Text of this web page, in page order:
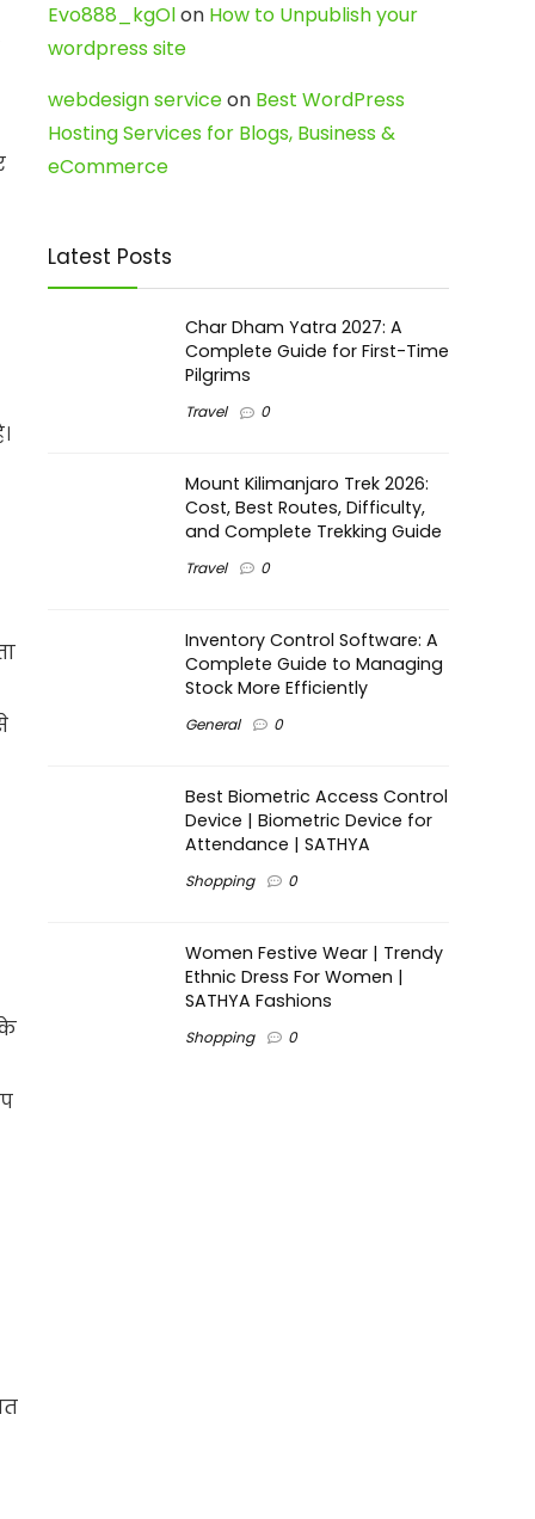
के
Evo888_kgOlon How to Unpublish your
wordpress site
webdesign serviceon Best WordPress
Hosting Services for Blogs, Business &
eCommerce
Latest Posts
Char Dham Yatra 2027: A
Complete Guide for First-Time
Pilgrims
Travel 0
Mount Kilimanjaro Trek 2026:
Cost, Best Routes, Difficulty,
and Complete Trekking Guide
Travel 0
Inventory Control Software: A
Complete Guide to Managing
Stock More Efficiently
General 0
Best Biometric Access Control
Device | Biometric Device for
Attendance | SATHYA
Shopping 0
Women Festive Wear | Trendy
Ethnic Dress For Women |
SATHYA Fashions
Shopping 0